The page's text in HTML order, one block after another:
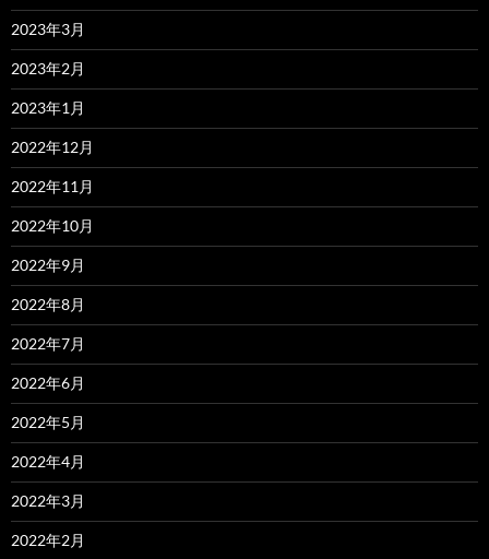
2023年3月
2023年2月
2023年1月
2022年12月
2022年11月
2022年10月
2022年9月
2022年8月
2022年7月
2022年6月
2022年5月
2022年4月
2022年3月
2022年2月